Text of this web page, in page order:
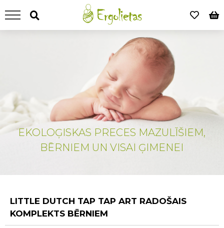
EKOLOĢISKAS PRECES MAZULĪŠIEM,
BĒRNIEM UN VISAI ĢIMENEI
LITTLE DUTCH TAP TAP ART RADOŠAIS
KOMPLEKTS BĒRNIEM